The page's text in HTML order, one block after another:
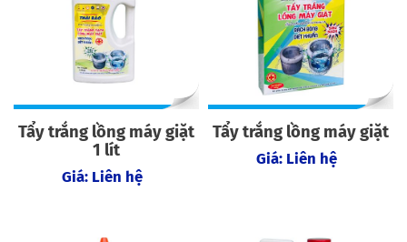
Tẩy trắng lồng máy giặt
1 lít
Giá: Liên hệ
Tẩy trắng lồng máy giặt
Giá: Liên hệ